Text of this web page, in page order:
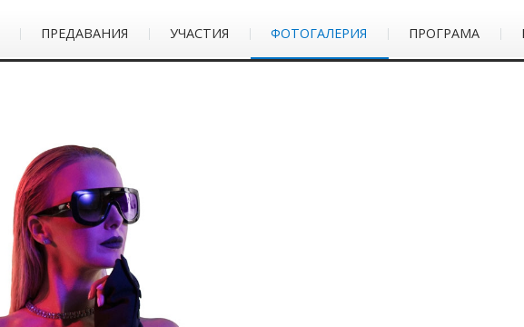
ПРЕДАВАНИЯ УЧАСТИЯ ФОТОГАЛЕРИЯ ПРОГРАМА